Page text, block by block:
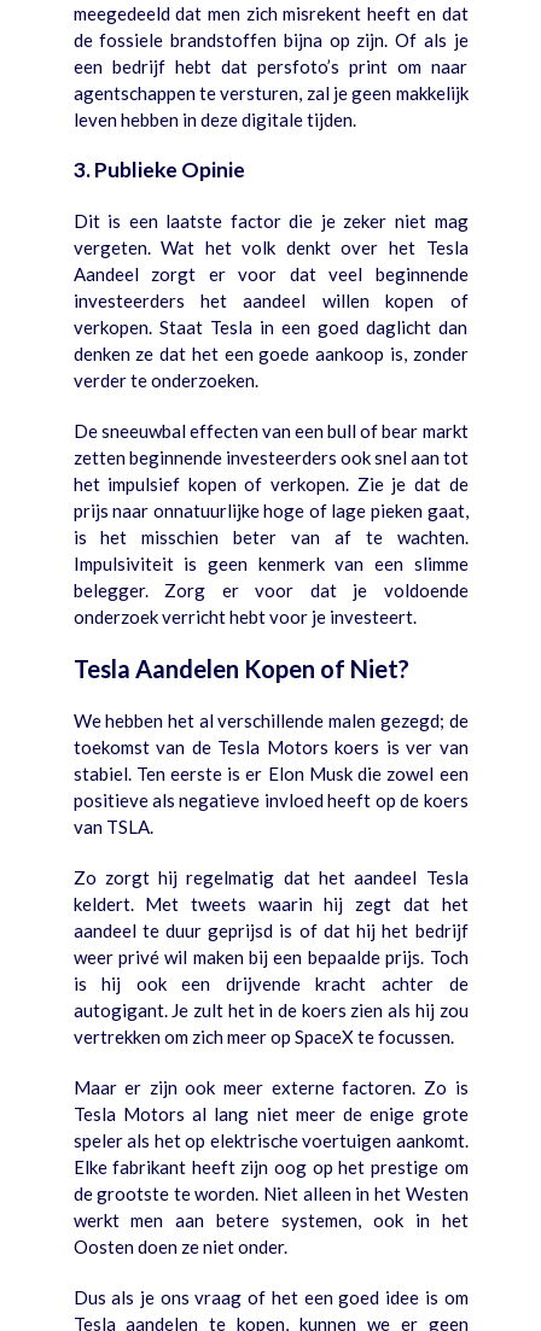
meegedeeld dat men zich misrekent heeft en dat
de fossiele brandstoffen bijna op zijn. Of als je
een bedrijf hebt dat persfoto’s print om naar
agentschappen te versturen, zal je geen makkelijk
leven hebben in deze digitale tijden.
3. Publieke Opinie
Dit is een laatste factor die je zeker niet mag
vergeten. Wat het volk denkt over het Tesla
Aandeel zorgt er voor dat veel beginnende
investeerders het aandeel willen kopen of
verkopen. Staat Tesla in een goed daglicht dan
denken ze dat het een goede aankoop is, zonder
verder te onderzoeken.
De sneeuwbal effecten van een bull of bear markt
zetten beginnende investeerders ook snel aan tot
het impulsief kopen of verkopen. Zie je dat de
prijs naar onnatuurlijke hoge of lage pieken gaat,
is het misschien beter van af te wachten.
Impulsiviteit is geen kenmerk van een slimme
belegger. Zorg er voor dat je voldoende
onderzoek verricht hebt voor je investeert.
Tesla Aandelen Kopen of Niet?
We hebben het al verschillende malen gezegd; de
toekomst van de Tesla Motors koers is ver van
stabiel. Ten eerste is er Elon Musk die zowel een
positieve als negatieve invloed heeft op de koers
van TSLA.
Zo zorgt hij regelmatig dat het aandeel Tesla
keldert. Met tweets waarin hij zegt dat het
aandeel te duur geprijsd is of dat hij het bedrijf
weer privé wil maken bij een bepaalde prijs. Toch
is hij ook een drijvende kracht achter de
autogigant. Je zult het in de koers zien als hij zou
vertrekken om zich meer op SpaceX te focussen.
Maar er zijn ook meer externe factoren. Zo is
Tesla Motors al lang niet meer de enige grote
speler als het op elektrische voertuigen aankomt.
Elke fabrikant heeft zijn oog op het prestige om
de grootste te worden. Niet alleen in het Westen
werkt men aan betere systemen, ook in het
Oosten doen ze niet onder.
Dus als je ons vraag of het een goed idee is om
Tesla aandelen te kopen, kunnen we er geen